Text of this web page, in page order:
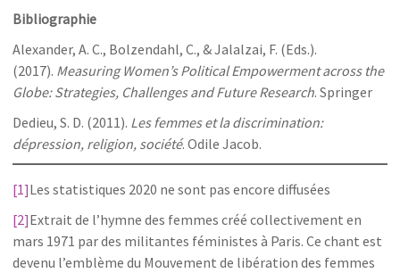
Bibliographie
Alexander, A. C., Bolzendahl, C., & Jalalzai, F. (Eds.).
(2017). Measuring Women’s Political Empowerment across the
Globe: Strategies, Challenges and Future Research. Springer
Dedieu, S. D. (2011). Les femmes et la discrimination:
dépression, religion, société. Odile Jacob.
[1]Les statistiques 2020 ne sont pas encore diffusées
[2]Extrait de l’hymne des femmes créé collectivement en
mars 1971 par des militantes féministes à Paris. Ce chant est
devenu l’emblème du Mouvement de libération des femmes